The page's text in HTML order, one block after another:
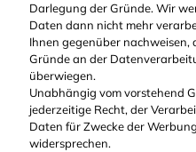
Darlegung der Gründe. Wir
Daten dann nicht mehr
Ihnen gegenüber
Gründe an der
überwiegen.
Unabhängig vom vorstehend
jederzeitige Recht, der
Daten für Zwecke der
widersprechen.